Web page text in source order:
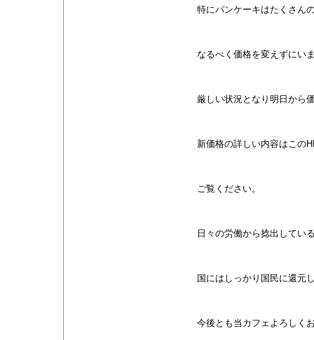
特にパンケーキはたくさん
なるべく価格を変えずにい
厳しい状況となり明日から
新価格の詳しい内容はこの
ご覧ください。
日々の労働から捻出してい
国にはしっかり国民に還元
今後とも当カフェよろしく